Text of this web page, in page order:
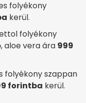
folyékony
kerül.
folyékony
aloe vera ára 999
folyékony szappan
forintba kerül.